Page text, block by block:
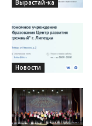
Вырастай-ка
Новости